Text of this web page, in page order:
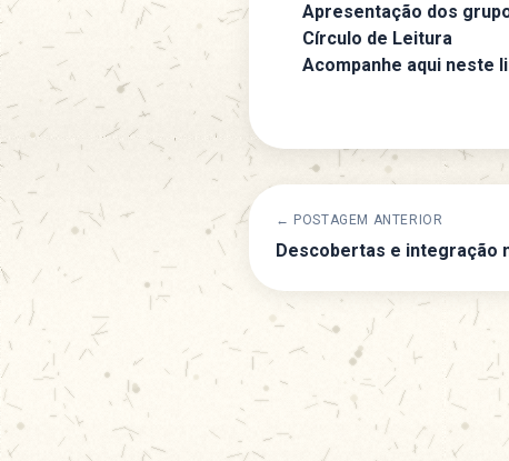
Apresentação dos
Círculo de Leitura
Acompanhe aqui neste
← POSTAGEM ANTERIOR
Descobertas e integração